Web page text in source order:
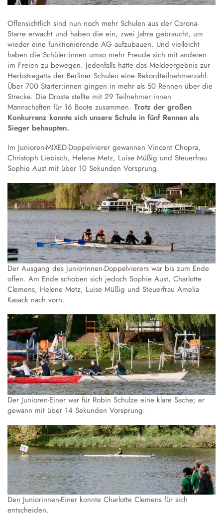
Schulgeschichte
Annette von Droste-Hülshoff
Sprachbildung
Austausch und Fahrten
Wettbewerbe
Instrumentenausleihe
Datenschutz
Alltag
Unterrichtszeiten
Krankmeldung
Verpflegung
Schließfächer
Schulordnung
Offensichtlich sind nun noch mehr Schulen aus der Corona-
Starre erwacht und haben die ein, zwei Jahre gebraucht, um
wieder eine funktionierende AG aufzubauen. Und vielleicht
haben die Schüler:innen umso mehr Freude sich mit anderen
im Freien zu bewegen. Jedenfalls hatte das Meldeergebnis zur
Herbstregatta der Berliner Schulen eine Rekordteilnehmerzahl:
Über 700 Starter:innen gingen in mehr als 50 Rennen über die
Strecke. Die Droste stellte mit 29 Teilnehmer:innen
Mannschaften für 16 Boote zusammen. Trotz der großen
Konkurrenz konnte sich unsere Schule in fünf Rennen als
Sieger behaupten.
Im Junioren-MIXED-Doppelvierer gewannen Vincent Chopra,
Christoph Liebisch, Helene Metz, Luise Müßig und Steuerfrau
Sophie Aust mit über 10 Sekunden Vorsprung.
Der Ausgang des Juniorinnen-Doppelvierers war bis zum Ende
offen. Am Ende schoben sich jedoch Sophie Aust, Charlotte
Clemens, Helene Metz, Luise Müßig und Steuerfrau Amelia
Kasack nach vorn.
Der Junioren-Einer war für Robin Schulze eine klare Sache; er
gewann mit über 14 Sekunden Vorsprung.
Den Juniorinnen-Einer konnte Charlotte Clemens für sich
entscheiden.